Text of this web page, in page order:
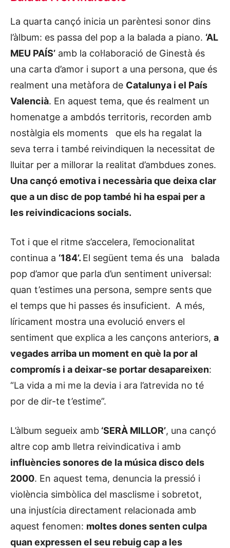
La quarta cançó inicia un parèntesi sonor dins
l’àlbum: es passa del pop a la balada a piano. ‘AL
MEU PAÍS’ amb la col·laboració de Ginestà és
una carta d’amor i suport a una persona, que és
realment una metàfora de Catalunya i el País
Valencià. En aquest tema, que és realment un
homenatge a ambdós territoris, recorden amb
nostàlgia els moments que els ha regalat la
seva terra i també reivindiquen la necessitat de
lluitar per a millorar la realitat d’ambdues zones.
Una cançó emotiva i necessària que deixa clar
que a un disc de pop també hi ha espai per a
les reivindicacions socials.
Tot i que el ritme s’accelera, l’emocionalitat
continua a ‘184’. El següent tema és una balada
pop d’amor que parla d’un sentiment universal:
quan t’estimes una persona, sempre sents que
el temps que hi passes és insuficient. A més,
líricament mostra una evolució envers el
sentiment que explica a les cançons anteriors, a
vegades arriba un moment en què la por al
compromís i a deixar-se portar desapareixen:
“La vida a mi me la devia i ara l’atrevida no té
por de dir-te t’estime”.
L’àlbum segueix amb ‘SERÀ MILLOR’, una cançó
altre cop amb lletra reivindicativa i amb
influències sonores de la música disco dels
2000. En aquest tema, denuncia la pressió i
violència simbòlica del masclisme i sobretot,
una injustícia directament relacionada amb
aquest fenomen: moltes dones senten culpa
quan expressen el seu rebuig cap a les